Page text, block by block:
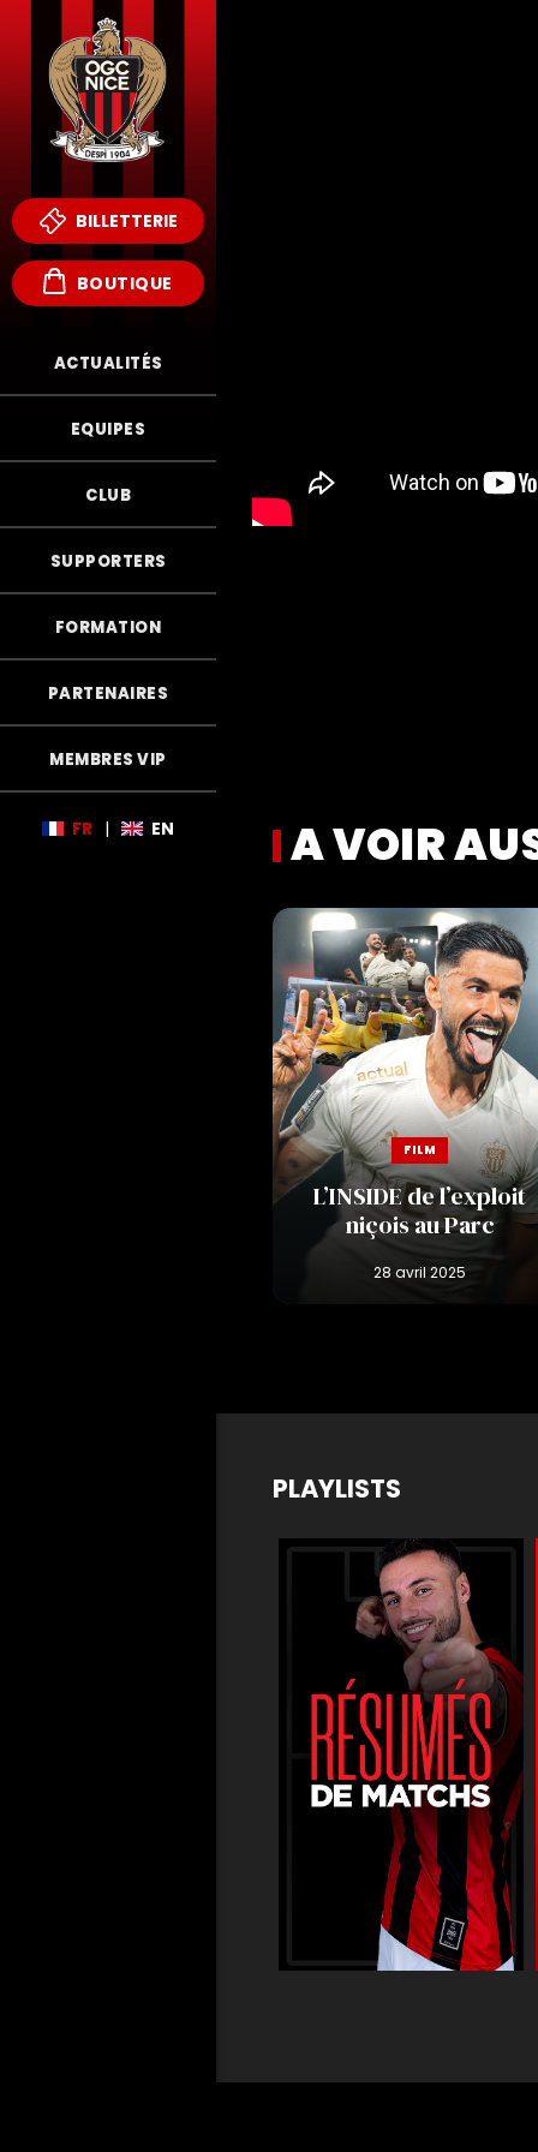
BILLETTERIE
BOUTIQUE
ACTUALITÉS
EQUIPES
CLUB
SUPPORTERS
FORMATION
PARTENAIRES
MEMBRES VIP
FR | EN A VOIR
FILM
L’INSIDE de l’exploit
niçois au Parc
PLAYLISTS
Matchs de légende Buts